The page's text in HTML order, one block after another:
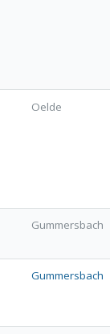
Oelde
Gummersbach
Gummersbach